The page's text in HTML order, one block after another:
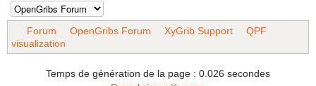
Forum OpenGribs Forum XyGrib Support
QPF
visualization
Temps de génération de la page : 0.026 secondes